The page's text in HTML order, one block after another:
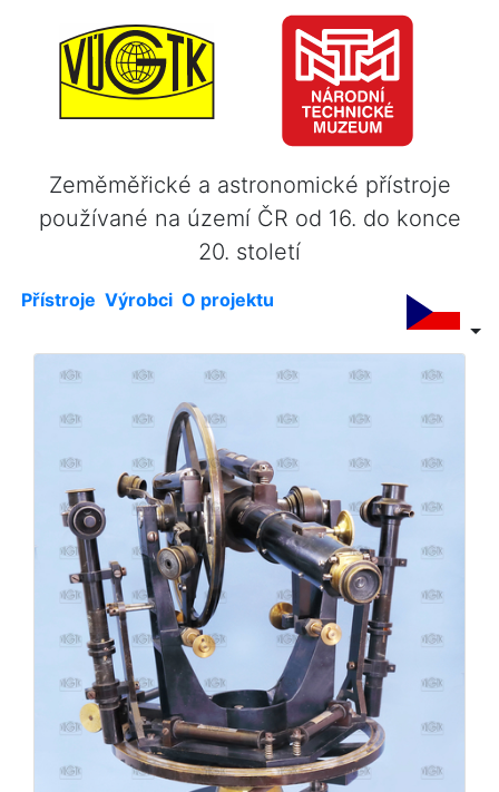
Zeměměřické a astronomické přístroje
používané na území ČR od 16. do konce
20. století
Přístroje Výrobci O projektu